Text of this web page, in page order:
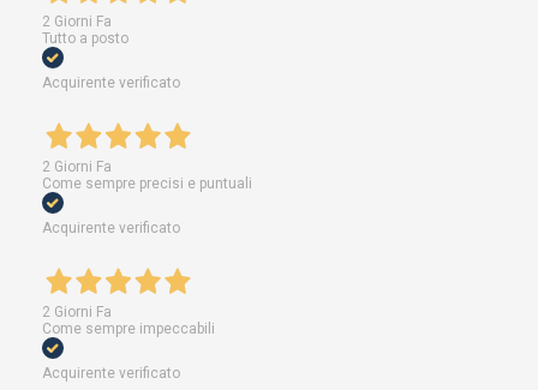
2 Giorni Fa
Tutto a posto
Acquirente verificato
2 Giorni Fa
Come sempre precisi e puntuali
Acquirente verificato
2 Giorni Fa
Come sempre impeccabili
Acquirente verificato